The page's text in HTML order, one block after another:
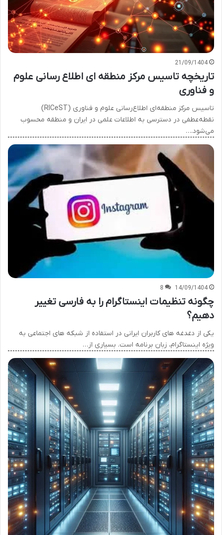
21/09/1404
تاریخچه تاسیس مرکز منطقه ای اطلاع رسانی علوم
و فناوری
تاسیس مرکز منطقه‌ای اطلاع‌رسانی علوم و فناوری (RICeST)
نقطه‌عطفی در دسترسی به اطلاعات علمی در ایران و منطقه محسوب
می‌شود.…
14/09/1404
8
چگونه تنظیمات اینستاگرام را به فارسی تغییر
دهیم؟
یکی از دغدغه های کاربران ایرانی در استفاده از شبکه های اجتماعی به
ویژه اینستاگرام، زبان برنامه است. بسیاری از…